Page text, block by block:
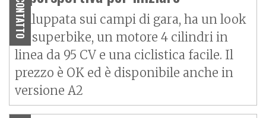
Sviluppata sui campi di gara, ha un look
da superbike, un motore 4 cilindri in
linea da 95 CV e una ciclistica facile. Il
prezzo è OK ed è disponibile anche in
versione A2